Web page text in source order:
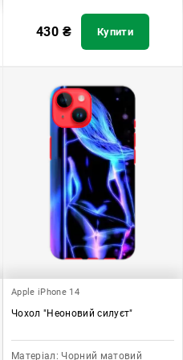
430 ₴ Купити
Apple iPhone 14
Чохол "Неоновий силуєт"
Матеріал: Чорний матовий